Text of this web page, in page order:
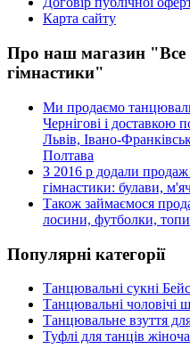
Карта сайту
Про наш магазин "Все
гімнастики"
Ми продаємо
Чернігові і доставкою
Львів, Івано-
Полтава
З 2016 р додали продаж
гімнастики: булави,
Також займаємося
лосини, футболки, топи
Популярні категорії
Танцювальні сукні
Танцювальні чоловічі
Танцювальне взуття
Туфлі для танців